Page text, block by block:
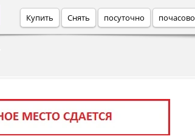
Купить Снять посуточно почасово